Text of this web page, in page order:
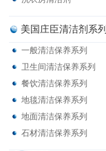
美国庄臣清洁剂系列
一般清洁保养系列
卫生间清洁保养系列
餐饮清洁保养系列
地毯清洁保养系列
地面清洁保养系列
石材清洁保养系列